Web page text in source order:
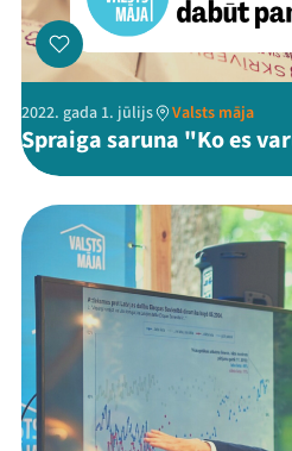
2022. gada 1. jūlijs Valsts māja
Spraiga saruna "Ko es